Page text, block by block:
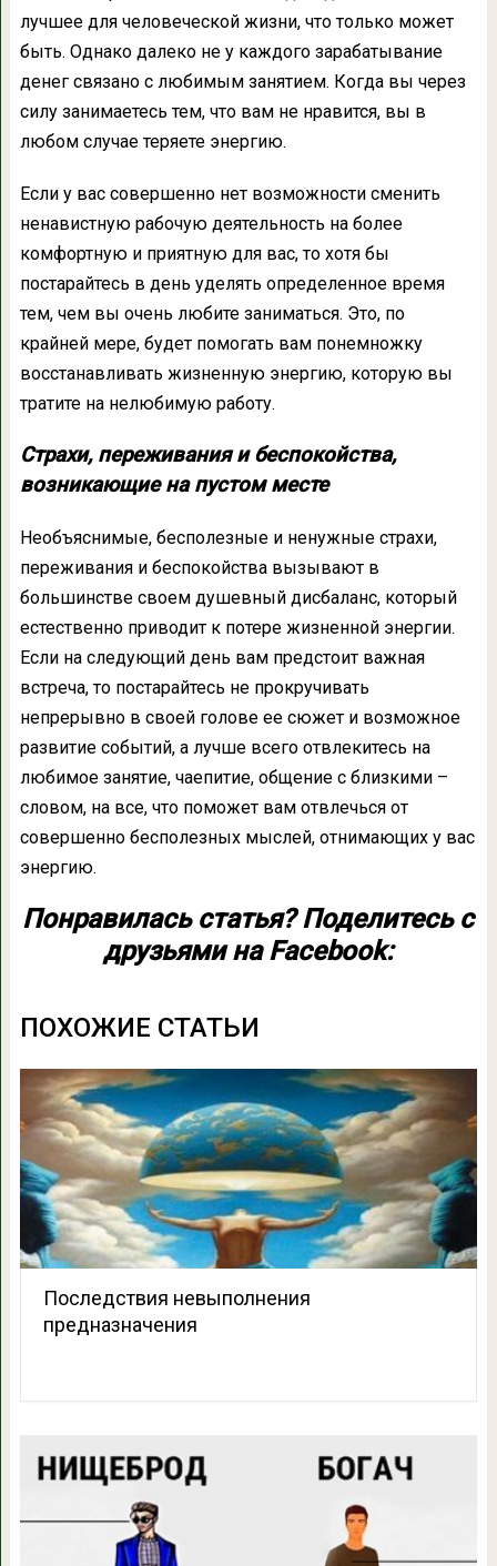
лучшее для человеческой жизни, что только может
быть. Однако далеко не у каждого зарабатывание
денег связано с любимым занятием. Когда вы через
силу занимаетесь тем, что вам не нравится, вы в
любом случае теряете энергию.
Если у вас совершенно нет возможности сменить
ненавистную рабочую деятельность на более
комфортную и приятную для вас, то хотя бы
постарайтесь в день уделять определенное время
тем, чем вы очень любите заниматься. Это, по
крайней мере, будет помогать вам понемножку
восстанавливать жизненную энергию, которую вы
тратите на нелюбимую работу.
Страхи, переживания и беспокойства,
возникающие на пустом месте
Необъяснимые, бесполезные и ненужные страхи,
переживания и беспокойства вызывают в
большинстве своем душевный дисбаланс, который
естественно приводит к потере жизненной энергии.
Если на следующий день вам предстоит важная
встреча, то постарайтесь не прокручивать
непрерывно в своей голове ее сюжет и возможное
развитие событий, а лучше всего отвлекитесь на
любимое занятие, чаепитие, общение с близкими –
словом, на все, что поможет вам отвлечься от
совершенно бесполезных мыслей, отнимающих у вас
энергию.
Понравилась статья? Поделитесь с
друзьями на Facebook:
ПОХОЖИЕ СТАТЬИ
Последствия невыполнения
предназначения